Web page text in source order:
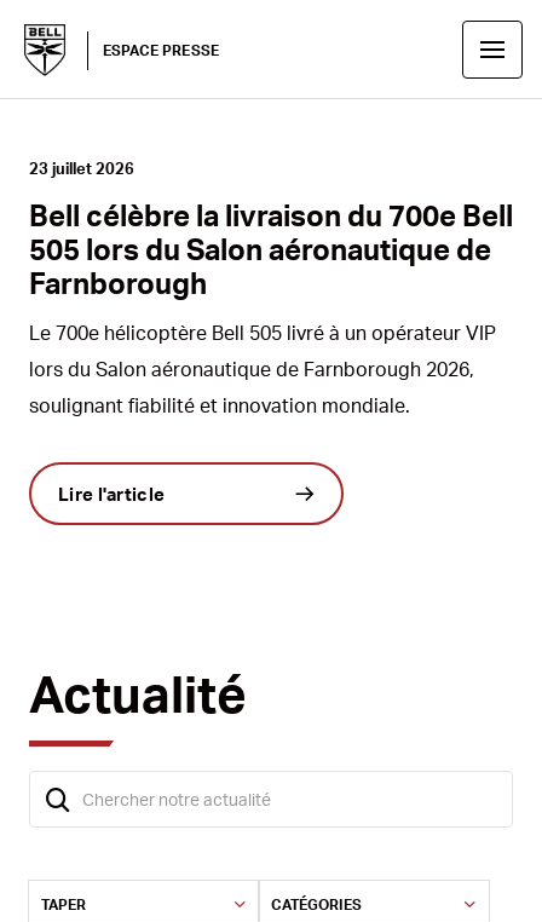
ESPACE PRESSE
23 juillet 2026
Bell célèbre la livraison du 700e Bell
505 lors du Salon aéronautique de
Farnborough
Le 700e hélicoptère Bell 505 livré à un opérateur VIP
lors du Salon aéronautique de Farnborough 2026,
soulignant fiabilité et innovation mondiale.
Lire l'article
Actualité
TAPER CATÉGORIES